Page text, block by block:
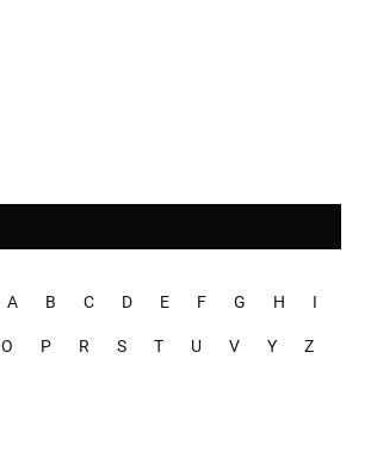
A B C D E F G H I
O P R S T U V Y Z